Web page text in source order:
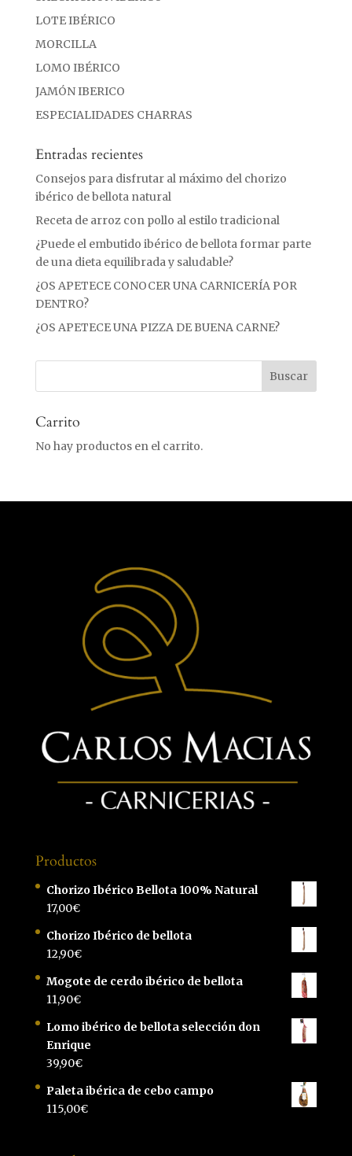
LOTE IBÉRICO
MORCILLA
LOMO IBÉRICO
JAMÓN IBERICO
ESPECIALIDADES CHARRAS
Entradas recientes
Consejos para disfrutar al máximo del chorizo
ibérico de bellota natural
Receta de arroz con pollo al estilo tradicional
¿Puede el embutido ibérico de bellota formar parte
de una dieta equilibrada y saludable?
¿OS APETECE CONOCER UNA CARNICERÍA POR
DENTRO?
¿OS APETECE UNA PIZZA DE BUENA CARNE?
Carrito
No hay productos en el carrito.
Productos
Chorizo Ibérico Bellota 100% Natural
17,00€
Chorizo Ibérico de bellota
12,90€
Mogote de cerdo ibérico de bellota
11,90€
Lomo ibérico de bellota selección don
Enrique
39,90€
Paleta ibérica de cebo campo
115,00€